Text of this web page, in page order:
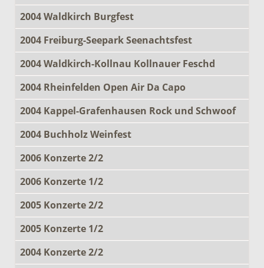
2004 Waldkirch Burgfest
2004 Freiburg-Seepark Seenachtsfest
2004 Waldkirch-Kollnau Kollnauer Feschd
2004 Rheinfelden Open Air Da Capo
2004 Kappel-Grafenhausen Rock und Schwoof
2004 Buchholz Weinfest
2006 Konzerte 2/2
2006 Konzerte 1/2
2005 Konzerte 2/2
2005 Konzerte 1/2
2004 Konzerte 2/2